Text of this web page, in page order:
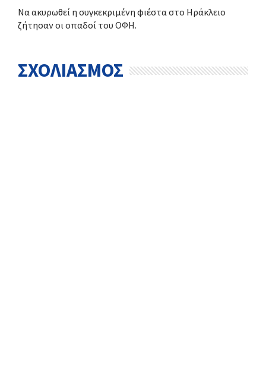
Να ακυρωθεί η συγκεκριμένη φιέστα στο Ηράκλειο
ζήτησαν οι οπαδοί του ΟΦΗ.
ΣΧΟΛΙΑΣΜΟΣ